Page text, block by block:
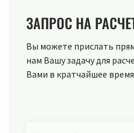
ЗАПРОС НА
Вы можете прислать
нам Вашу задачу для
Вами в кратчайшее